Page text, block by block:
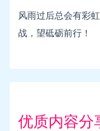
风雨过后总会有彩
战，望砥砺前行！
优质内容分